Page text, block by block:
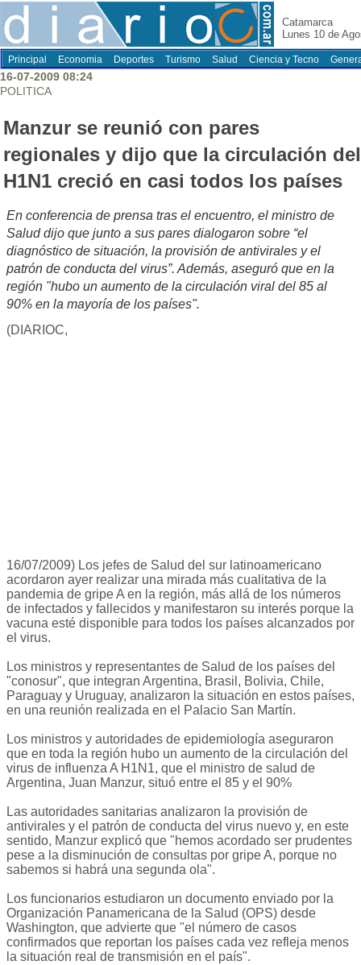
Catamarca
Lunes 10 de
Principal Economia Deportes Turismo Salud Ciencia y Tecno
16-07-2009 08:24
POLITICA
Manzur se reunió con pares
regionales y dijo que la circulación del
H1N1 creció en casi todos los países
En conferencia de prensa tras el encuentro, el ministro de
Salud dijo que junto a sus pares dialogaron sobre “el
diagnóstico de situación, la provisión de antivirales y el
patrón de conducta del virus”. Además, aseguró que en la
región "hubo un aumento de la circulación viral del 85 al
90% en la mayoría de los países".
(DIARIOC,
16/07/2009) Los jefes de Salud del sur latinoamericano
acordaron ayer realizar una mirada más cualitativa de la
pandemia de gripe A en la región, más allá de los números
de infectados y fallecidos y manifestaron su interés porque la
vacuna esté disponible para todos los países alcanzados por
el virus.
Los ministros y representantes de Salud de los países del
"conosur", que integran Argentina, Brasil, Bolivia, Chile,
Paraguay y Uruguay, analizaron la situación en estos países,
en una reunión realizada en el Palacio San Martín.
Los ministros y autoridades de epidemiología aseguraron
que en toda la región hubo un aumento de la circulación del
virus de influenza A H1N1, que el ministro de salud de
Argentina, Juan Manzur, situó entre el 85 y el 90%
Las autoridades sanitarias analizaron la provisión de
antivirales y el patrón de conducta del virus nuevo y, en este
sentido, Manzur explicó que "hemos acordado ser prudentes
pese a la disminución de consultas por gripe A, porque no
sabemos si habrá una segunda ola".
Los funcionarios estudiaron un documento enviado por la
Organización Panamericana de la Salud (OPS) desde
Washington, que advierte que "el número de casos
confirmados que reportan los países cada vez refleja menos
la situación real de transmisión en el país".